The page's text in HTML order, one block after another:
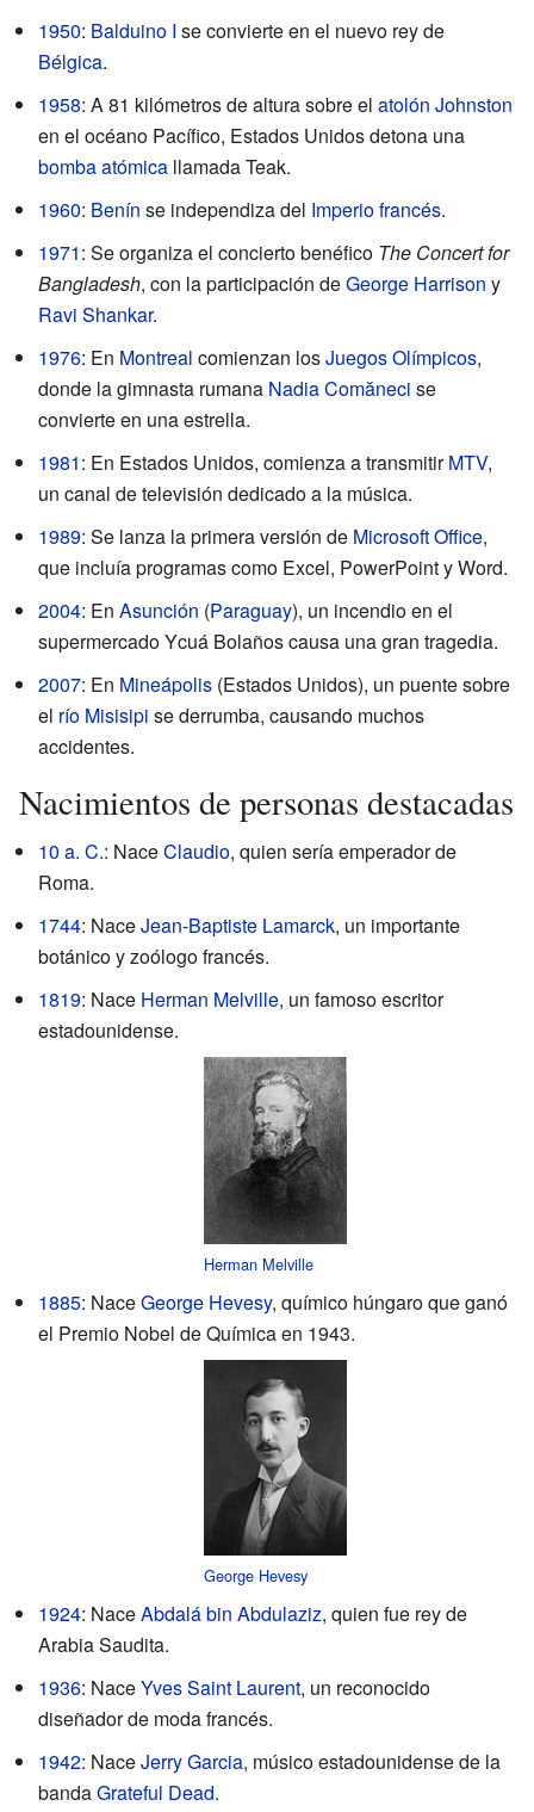
1950: Balduino I se convierte en el nuevo rey de
Bélgica.
1958: A 81 kilómetros de altura sobre el atolón Johnston
en el océano Pacífico, Estados Unidos detona una
bomba atómica llamada Teak.
1960: Benín se independiza del Imperio francés.
1971: Se organiza el concierto benéfico The Concert for
Bangladesh, con la participación deGeorge Harrison y
Ravi Shankar.
1976: En Montreal comienzan losJuegos Olímpicos,
donde la gimnasta rumana Nadia Comăneci se
convierte en una estrella.
1981: En Estados Unidos, comienza a transmitirMTV,
un canal de televisión dedicado a la música.
1989: Se lanza la primera versión de Microsoft Office,
que incluía programas como Excel, PowerPoint y Word.
2004: En Asunción (Paraguay), un incendio en el
supermercado Ycuá Bolaños causa una gran tragedia.
2007: En Mineápolis (Estados Unidos), un puente sobre
el río Misisipi se derrumba, causando muchos
accidentes.
Nacimientos de personas destacadas
10 a. C.: NaceClaudio, quien sería emperador de
Roma.
1744: NaceJean-Baptiste Lamarck, un importante
botánico y zoólogo francés.
1819: Nace Herman Melville, un famoso escritor
estadounidense.
Herman Melville
1885: NaceGeorge Hevesy, químico húngaro que ganó
el Premio Nobel de Química en 1943.
George Hevesy
1924: NaceAbdalá bin Abdulaziz, quien fue rey de
Arabia Saudita.
1936: NaceYves Saint Laurent, un reconocido
diseñador de moda francés.
1942: NaceJerry Garcia, músico estadounidense de la
bandaGrateful Dead.